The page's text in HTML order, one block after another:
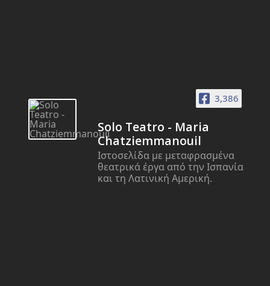
3,386
Solo Teatro - Maria
Chatziemmanouil
Ιστοσελίδα με μεταφρασμένα
θεατρικά έργα από την Ισπανία
και τη Λατινική Αμερική.